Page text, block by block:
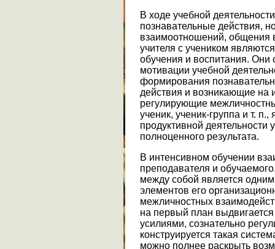
В ходе учебной
познавательные действия,
взаимоотношений, общения
учителя с учеником
обучения и воспитания. Они
мотивации учебной
формирования
действия и возникающие на
регулирующие
ученик, ученик-группа и т.
продуктивной деятельности
полноценного результата.
В интенсивном обучении
преподавателя и
между собой является
элементов его
межличностных
на первый план
усилиями, сознательно
конструируется такая
можно полнее раскрыть